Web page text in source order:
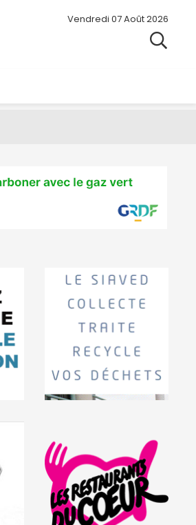
Vendredi 07 Août 2026